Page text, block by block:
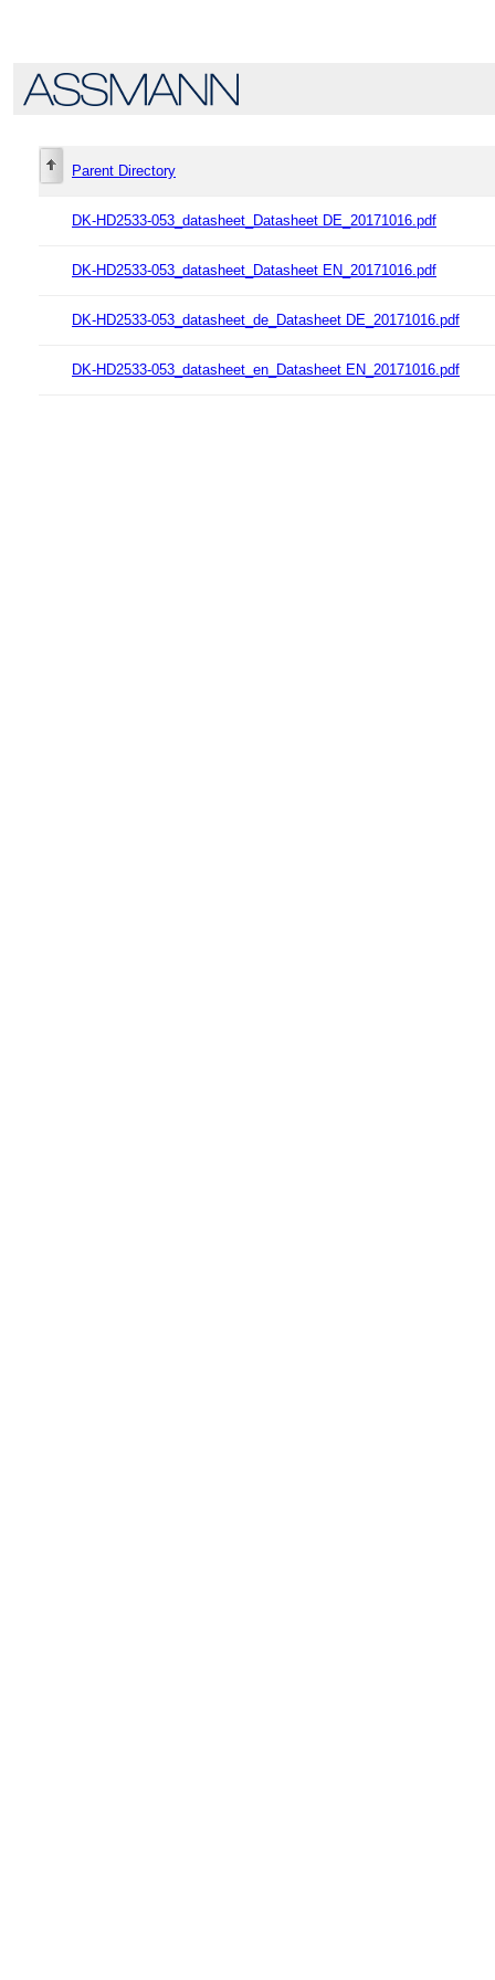
Parent Directory
DK-HD2533-053_datasheet_Datasheet DE_20171016.pdf
DK-HD2533-053_datasheet_Datasheet EN_20171016.pdf
DK-HD2533-053_datasheet_de_Datasheet DE_20171016.pdf
DK-HD2533-053_datasheet_en_Datasheet EN_20171016.pdf